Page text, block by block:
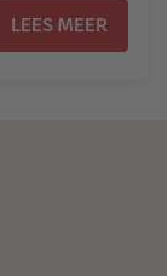
LEES MEER